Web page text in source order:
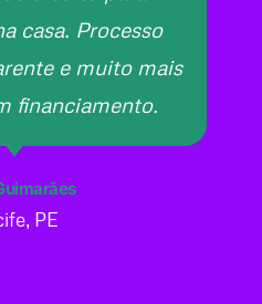
casa. Processo
e muito mais
financiamento.
PE